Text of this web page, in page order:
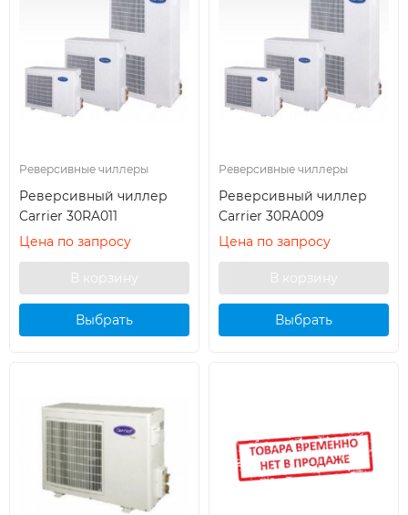
Реверсивные чиллеры
Реверсивный чиллер
Carrier 30RA011
Цена по запросу
Выбрать
Реверсивные чиллеры
Реверсивный чиллер
Carrier 30RA009
Цена по запросу
Выбрать